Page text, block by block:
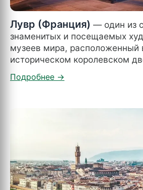
Лувр (Франция) — один из
знаменитых и посещаемых
музеев мира, расположенный
историческом королевском